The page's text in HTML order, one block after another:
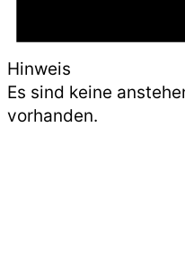
Hinweis
Es sind keine
vorhanden.